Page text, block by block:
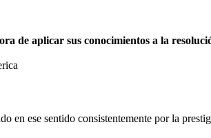
de aplicar sus conocimientos a la
en ese sentido consistentemente por la